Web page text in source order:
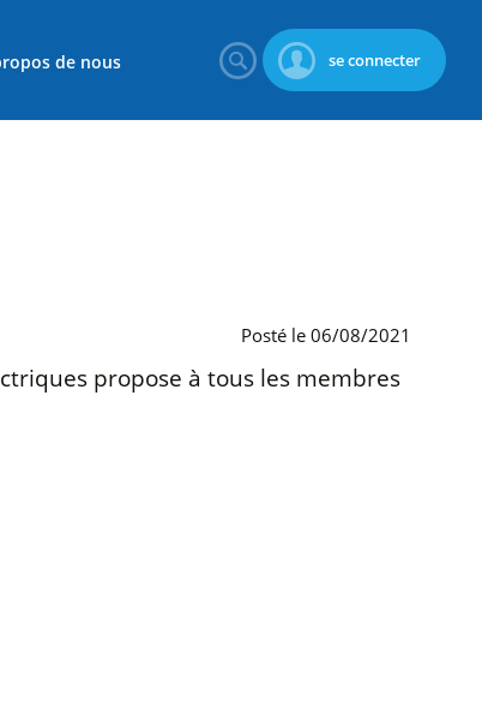
se connecter
de nous
Posté le 06/08/2021
propose à tous les membres